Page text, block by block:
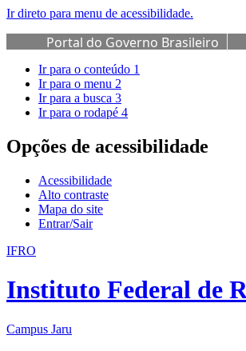
Ir direto para menu de acessibilidade.
Portal do Governo Brasileiro
Ir para o conteúdo 1
Ir para o menu 2
Ir para a busca 3
Ir para o rodapé 4
Opções de acessibilidade
Acessibilidade
Alto contraste
Mapa do site
Entrar/Sair
IFRO
Instituto Federal de
Campus Jaru